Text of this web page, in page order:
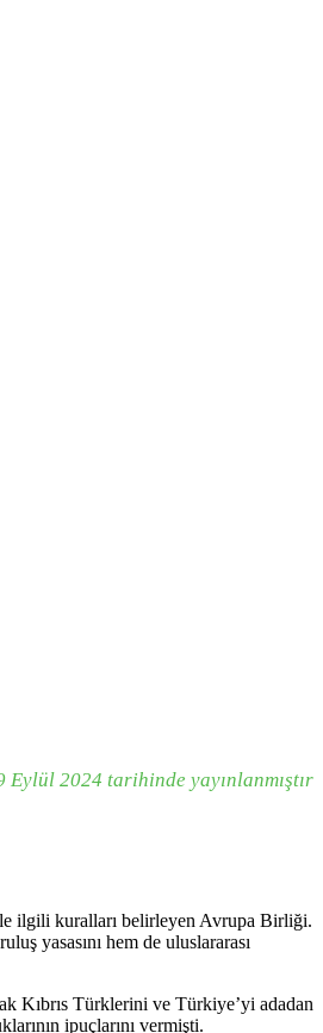
Eylül 2024 tarihinde yayınlanmıştır
ilgili kuralları belirleyen Avrupa Birliği.
yasasını hem de uluslararası
Kıbrıs Türklerini ve Türkiye’yi adadan
ipuçlarını vermişti.